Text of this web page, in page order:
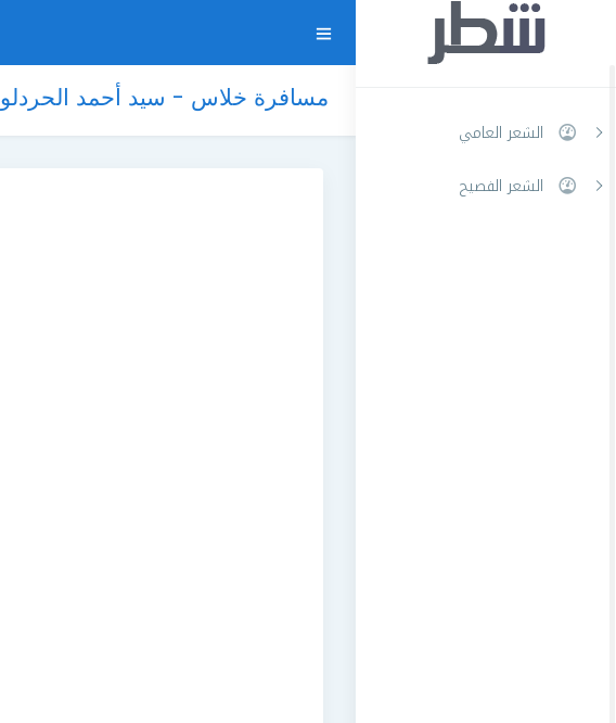
الشعر العامي
الشعر الفصيح
مسافرة خلاس - سيد أحمد الحردلو